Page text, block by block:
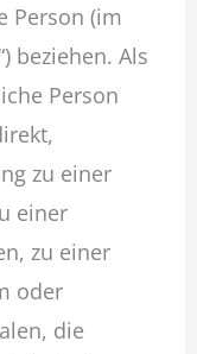
Person (im
beziehen. Als
Person
zu einer
einer
zu einer
oder
die